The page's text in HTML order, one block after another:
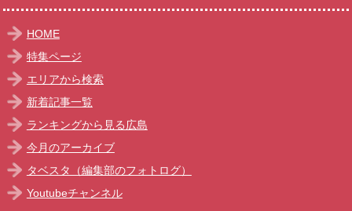
HOME
特集ページ
エリアから検索
新着記事一覧
ランキングから見る広島
今月のアーカイブ
タベスタ（編集部のフォトログ）
Youtubeチャンネル